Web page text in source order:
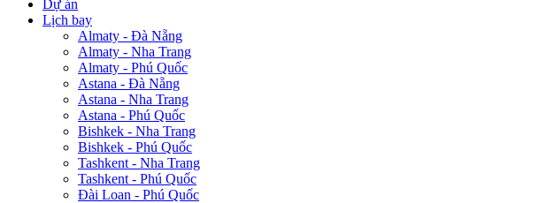
Dự án
Lịch bay
Almaty - Đà Nẵng
Almaty - Nha Trang
Almaty - Phú Quốc
Astana - Đà Nẵng
Astana - Nha Trang
Astana - Phú Quốc
Bishkek - Nha Trang
Bishkek - Phú Quốc
Tashkent - Nha Trang
Tashkent - Phú Quốc
Đài Loan - Phú Quốc